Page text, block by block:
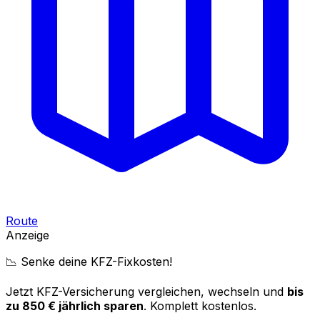
Route
Anzeige
📉 Senke deine KFZ-Fixkosten!
Jetzt KFZ-Versicherung vergleichen, wechseln und bis
zu 850 € jährlich sparen. Komplett kostenlos.